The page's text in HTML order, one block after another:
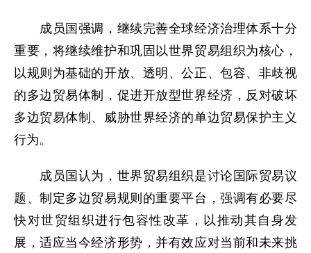
成员国强调，继续完善全球经济治理体系十分
重要，将继续维护和巩固以世界贸易组织为核心，
以规则为基础的开放、透明、公正、包容、非歧视
的多边贸易体制，促进开放型世界经济，反对破坏
多边贸易体制、威胁世界经济的单边贸易保护主义
行为。
成员国认为，世界贸易组织是讨论国际贸易议
题、制定多边贸易规则的重要平台，强调有必要尽
快对世贸组织进行包容性改革，以推动其自身发
展，适应当今经济形势，并有效应对当前和未来挑